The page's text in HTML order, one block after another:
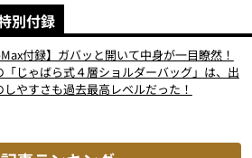
別付録
付録】ガバッと開いて中身が一目瞭然！
「じゃばら式４層ショルダーバッグ」は、出
しやすさも過去最高レベルだった！